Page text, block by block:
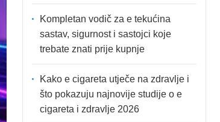
Kompletan vodič za e tekućina
sastav, sigurnost i sastojci koje
trebate znati prije kupnje
Kako e cigareta utječe na zdravlje i
što pokazuju najnovije studije o e
cigareta i zdravlje 2026